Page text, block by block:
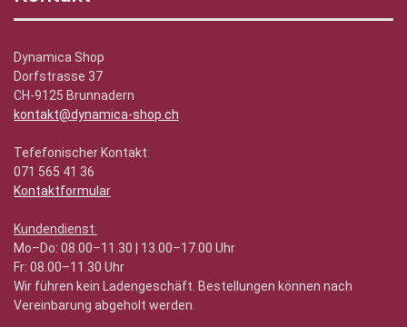
Dynamica Shop
Dorfstrasse 37
CH-9125 Brunnadern
kontakt@dynamica-shop.ch
Tefefonischer Kontakt:
071 565 41 36
Kontaktformular
Kundendienst:
Mo–Do: 08.00–11.30 | 13.00–17.00 Uhr
Fr: 08.00–11.30 Uhr
Wir führen kein Ladengeschäft. Bestellungen können nach
Vereinbarung abgeholt werden.